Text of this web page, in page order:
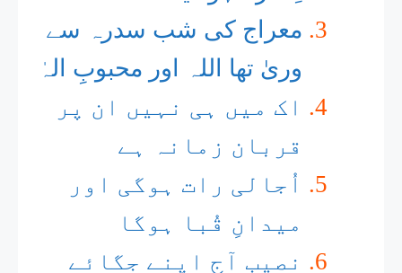
معراج کی شب سدرہ سے
وریٰ تھا اللہ اور محبوبِ الہٰ
اک میں ہی نہیں ان پر
قربان زمانہ ہے
اُجالی رات ہوگی اور
میدانِ قُبا ہوگا
نصیب آج اپنے جگائے